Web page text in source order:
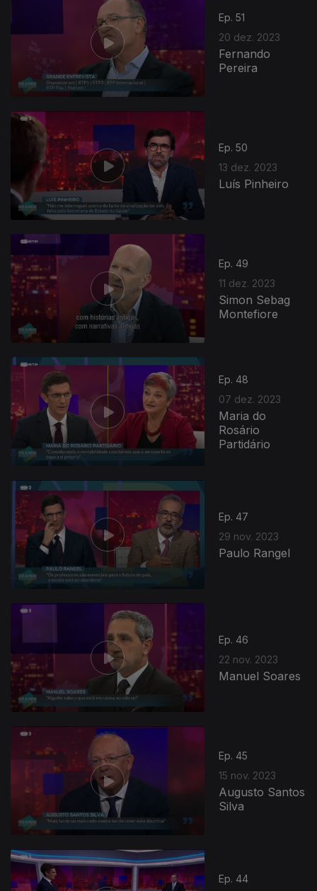
Ep. 51
20 dez. 2023
Fernando
Pereira
Ep. 50
13 dez. 2023
Luís Pinheiro
Ep. 49
11 dez. 2023
Simon Sebag
Montefiore
Ep. 48
07 dez. 2023
Maria do
Rosário
Partidário
Ep. 47
29 nov. 2023
Paulo Rangel
Ep. 46
22 nov. 2023
Manuel Soares
Ep. 45
15 nov. 2023
Augusto Santos
Silva
Ep. 44